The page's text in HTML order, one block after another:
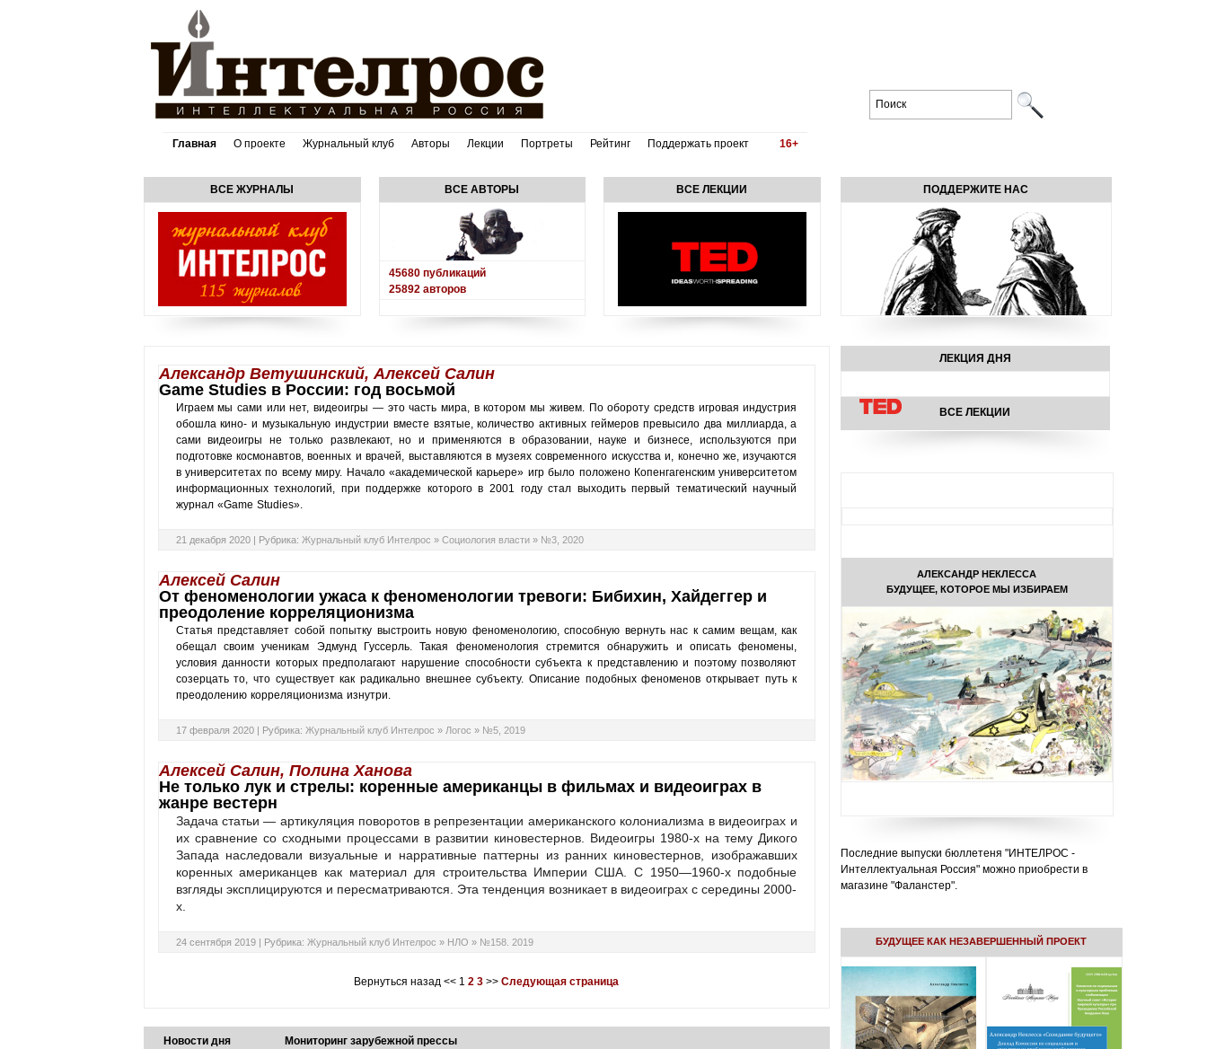
Главная О проекте Журнальный клуб Авторы Лекции Портреты Рейтинг Поддержать проект 16+
ВСЕ ЖУРНАЛЫ ВСЕ АВТОРЫ
45680публикаций
25892авторов
ВСЕ ЛЕКЦИИ
Александр Ветушинский, Алексей Салин
Game Studies в России: год восьмой
Играем мы сами или нет, видеоигры — это часть мира, в котором мы живем. По обороту средств игровая индустрия
обошла кино- и музыкальную индустрии вместе взятые, количество активных геймеров превысило два миллиарда, а
сами видеоигры не только развлекают, но и применяются в образовании, науке и бизнесе, используются при
подготовке космонавтов, военных и врачей, выставляются в музеях современного искусства и, конечно же, изучаются
в университетах по всему миру. Начало «академической карьере» игр было положено Копенгагенским университетом
информационных технологий, при поддержке которого в 2001 году стал выходить первый тематический научный
журнал «Game Studies».
21 декабря 2020 | Рубрика: Журнальный клуб Интелрос » Социология власти» №3, 2020
Алексей Салин
От феноменологии ужаса к феноменологии тревоги: Бибихин, Хайдеггер и
преодоление корреляционизма
Статья представляет собой попытку выстроить новую феноменологию, способную вернуть нас к самим вещам, как
обещал своим ученикам Эдмунд Гуссерль. Такая феноменология стремится обнаружить и описать феномены,
условия данности которых предполагают нарушение способности субъекта к представлению и поэтому позволяют
созерцать то, что существует как радикально внешнее субъекту. Описание подобных феноменов открывает путь к
преодолению корреляционизма изнутри.
17 февраля 2020 | Рубрика: Журнальный клуб Интелрос » Логос » №5, 2019
Алексей Салин, Полина Ханова
Не только лук и стрелы: коренные американцы в фильмах и видеоиграх в
жанре вестерн
Задача статьи — артикуляция поворотов в репрезентации американского колониализма в видеоиграх и
их сравнение со сходными процессами в развитии киновестернов. Видеоигры 1980-х на тему Дикого
Запада наследовали визуальные и нарративные паттерны из ранних киновестернов, изображавших
коренных американцев как материал для строительства Империи США. С 1950—1960-х подобные
взгляды эксплицируются и пересматриваются. Эта тенденция возникает в видеоиграх с середины 2000-
х.
24 сентября 2019 | Рубрика: Журнальный клуб Интелрос » НЛО » №158. 2019
Вернуться назад << 1 2 3 >> Следующая страница
Новости дня Мониторинг зарубежной прессы
ПОДДЕРЖИТЕ НАС
ЛЕКЦИЯ ДНЯ
ВСЕ ЛЕКЦИИ
АЛЕКСАНДР НЕКЛЕССА
БУДУЩЕЕ, КОТОРОЕ МЫ ИЗБИРАЕМ
Последние выпуски бюллетеня "ИНТЕЛРОС -
Интеллектуальная Россия" можно приобрести в
магазине "Фаланстер".
БУДУЩЕЕ КАК НЕЗАВЕРШЕННЫЙ ПРОЕКТ